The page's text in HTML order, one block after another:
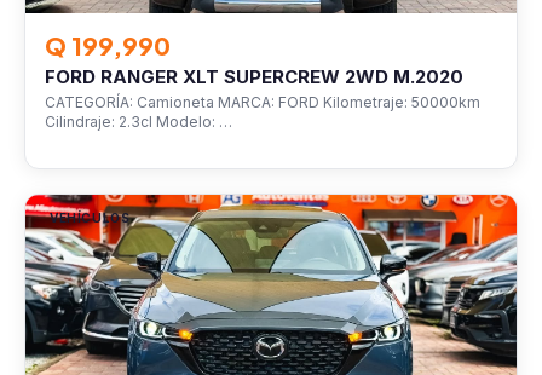
Q 199,990
FORD RANGER XLT SUPERCREW 2WD M.2020
CATEGORÍA: Camioneta MARCA: FORD Kilometraje: 50000km
Cilindraje: 2.3cl Modelo: …
VEHÍCULOS